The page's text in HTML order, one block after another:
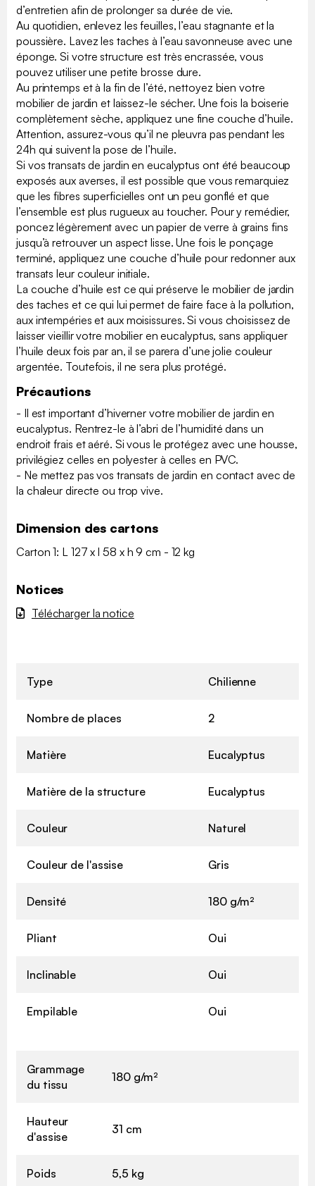
d’entretien afin de prolonger sa durée de vie.
Au quotidien, enlevez les feuilles, l’eau stagnante et la
poussière. Lavez les taches à l’eau savonneuse avec une
éponge. Si votre structure est très encrassée, vous
pouvez utiliser une petite brosse dure.
Au printemps et à la fin de l’été, nettoyez bien votre
mobilier de jardin et laissez-le sécher. Une fois la boiserie
complètement sèche, appliquez une fine couche d’huile.
Attention, assurez-vous qu’il ne pleuvra pas pendant les
24h qui suivent la pose de l’huile.
Si vos transats de jardin en eucalyptus ont été beaucoup
exposés aux averses, il est possible que vous remarquiez
que les fibres superficielles ont un peu gonflé et que
l’ensemble est plus rugueux au toucher. Pour y remédier,
poncez légèrement avec un papier de verre à grains fins
jusqu’à retrouver un aspect lisse. Une fois le ponçage
terminé, appliquez une couche d’huile pour redonner aux
transats leur couleur initiale.
La couche d’huile est ce qui préserve le mobilier de jardin
des taches et ce qui lui permet de faire face à la pollution,
aux intempéries et aux moisissures. Si vous choisissez de
laisser vieillir votre mobilier en eucalyptus, sans appliquer
l’huile deux fois par an, il se parera d’une jolie couleur
argentée. Toutefois, il ne sera plus protégé.
Précautions
- Il est important d’hiverner votre mobilier de jardin en
eucalyptus. Rentrez-le à l’abri de l’humidité dans un
endroit frais et aéré. Si vous le protégez avec une housse,
privilégiez celles en polyester à celles en PVC.
- Ne mettez pas vos transats de jardin en contact avec de
la chaleur directe ou trop vive.
Dimension des cartons
Carton 1: L 127 x l 58 x h 9 cm - 12 kg
Notices
Télécharger la notice
Type Chilienne
Nombre de places 2
Matière Eucalyptus
Matière de la structure Eucalyptus
Couleur Naturel
Couleur de l'assise Gris
Densité 180 g/m²
Pliant Oui
Inclinable Oui
Empilable Oui
Grammage
du tissu
180 g/m²
Hauteur
d'assise
31 cm
Poids 5,5 kg